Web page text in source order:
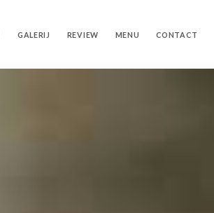
GALERIJ REVIEW MENU CONTACT